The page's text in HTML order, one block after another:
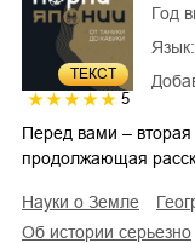
ТЕКСТ
5
Год
Язык:
Перед вами –
продолжающая
науки о Земле
об истории серьезно